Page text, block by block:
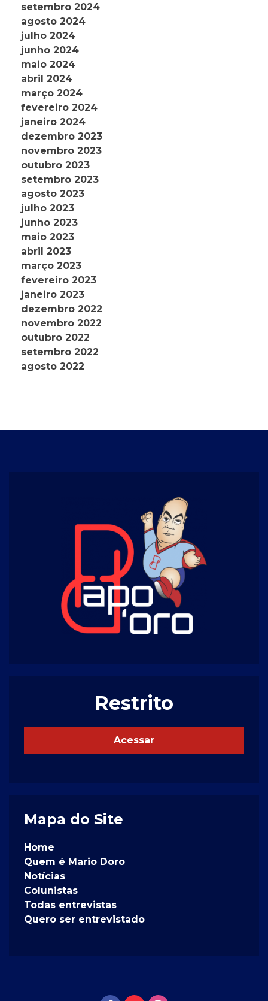
setembro 2024
agosto 2024
julho 2024
junho 2024
maio 2024
abril 2024
março 2024
fevereiro 2024
janeiro 2024
dezembro 2023
novembro 2023
outubro 2023
setembro 2023
agosto 2023
julho 2023
junho 2023
maio 2023
abril 2023
março 2023
fevereiro 2023
janeiro 2023
dezembro 2022
novembro 2022
outubro 2022
setembro 2022
agosto 2022
Restrito
Acessar
Mapa do Site
Home
Quem é Mario Doro
Notícias
Colunistas
Todas entrevistas
Quero ser entrevistado